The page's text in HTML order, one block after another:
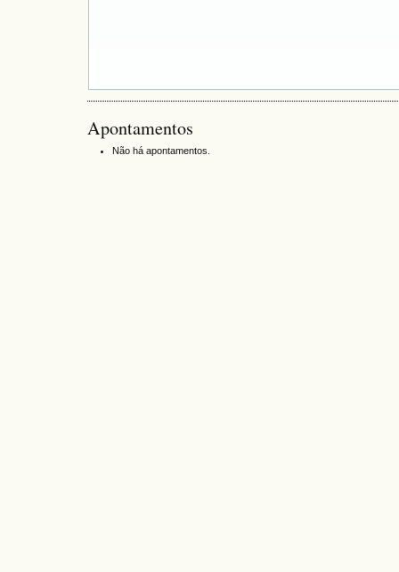
Apontamentos
Não há apontamentos.